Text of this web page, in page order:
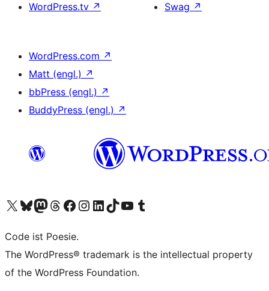
WordPress.tv ↗
Swag ↗
WordPress.com ↗
Matt (engl.) ↗
bbPress (engl.) ↗
BuddyPress (engl.) ↗
Unser X-Konto (früher Twitter) besuchen
Unser Bluesky-Konto besuchen
Unser Mastodon-Konto besuchen
Unser Threads-Konto besuchen
Unsere Facebook-Seite besuchen
Unser Instagram-Konto besuchen
Unser LinkedIn-Konto besuchen
Unser TikTok-Konto besuchen
Unseren YouTube-Kanal besuchen
Unser Tumblr-Konto besuchen
Code ist Poesie.
The WordPress® trademark is the intellectual property
of the WordPress Foundation.